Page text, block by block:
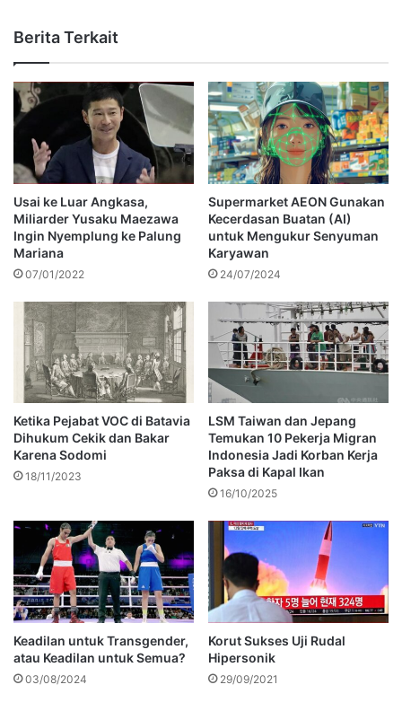
Berita Terkait
Usai ke Luar Angkasa,
Miliarder Yusaku Maezawa
Ingin Nyemplung ke Palung
Mariana
07/01/2022
Supermarket AEON Gunakan
Kecerdasan Buatan (AI)
untuk Mengukur Senyuman
Karyawan
24/07/2024
Ketika Pejabat VOC di Batavia
Dihukum Cekik dan Bakar
Karena Sodomi
18/11/2023
LSM Taiwan dan Jepang
Temukan 10 Pekerja Migran
Indonesia Jadi Korban Kerja
Paksa di Kapal Ikan
16/10/2025
Keadilan untuk Transgender,
atau Keadilan untuk Semua?
03/08/2024
Korut Sukses Uji Rudal
Hipersonik
29/09/2021